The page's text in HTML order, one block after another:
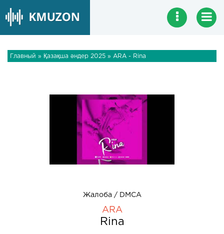
Главный » Қазақша әндер 2025 » ARA - Rina
Жалоба / DMCA
ARA
Rina